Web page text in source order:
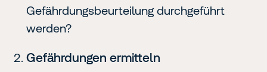
Gefährdungsbeurteilung durchgeführt
werden?
Gefährdungen ermitteln